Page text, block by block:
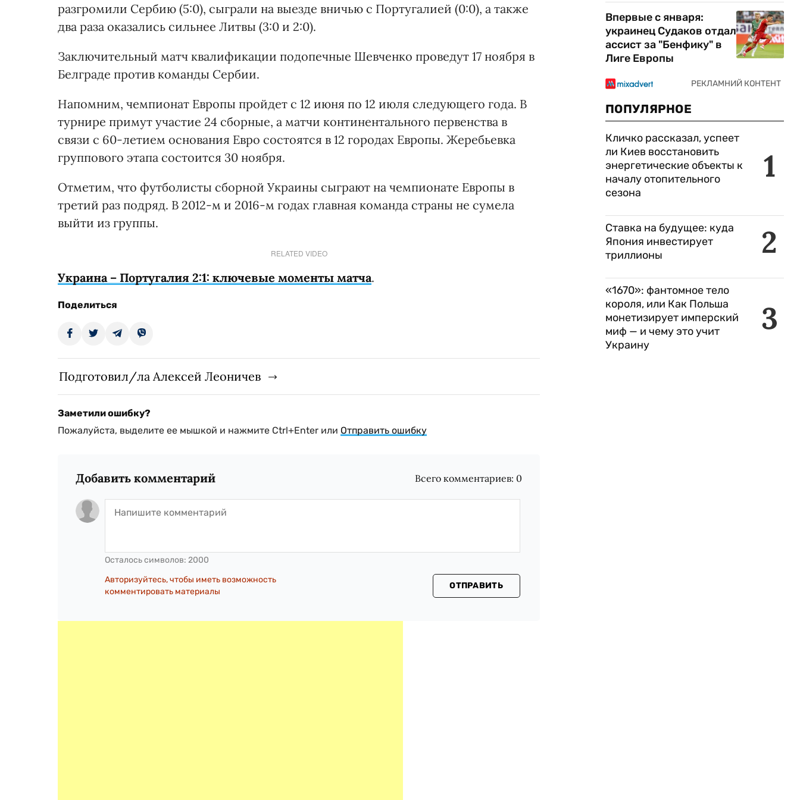
разгромили Сербию (5:0), сыграли на выезде вничью с Португалией (0:0), а также
два раза оказались сильнее Литвы (3:0 и 2:0).
Заключительный матч квалификации подопечные Шевченко проведут 17 ноября в
Белграде против команды Сербии.
Напомним, чемпионат Европы пройдет с 12 июня по 12 июля следующего года. В
турнире примут участие 24 сборные, а матчи континентального первенства в
связи с 60-летием основания Евро состоятся в 12 городах Европы. Жеребьевка
группового этапа состоится 30 ноября.
Отметим, что футболисты сборной Украины сыграют на чемпионате Европы в
третий раз подряд. В 2012-м и 2016-м годах главная команда страны не сумела
выйти из группы.
RELATED VIDEO
Украина – Португалия 2:1: ключевые моменты матча.
Поделиться
Подготовил/ла Алексей Леоничев
Заметили ошибку?
Пожалуйста, выделите ее мышкой и нажмите Ctrl+Enter или Отправить ошибку
Добавить комментарий Всего комментариев: 0
Осталось символов: 2000
Авторизуйтесь, чтобы иметь возможность
комментировать материалы
ОТПРАВИТЬ
Впервые с января:
украинец Судаков отдал
ассист за "Бенфику" в
Лиге Европы
ПОПУЛЯРНОЕ
1
Кличко рассказал, успеет
ли Киев восстановить
энергетические объекты к
началу отопительного
сезона
2
Ставка на будущее: куда
Япония инвестирует
триллионы
3
«1670»: фантомное тело
короля, или Как Польша
монетизирует имперский
миф — и чему это учит
Украину